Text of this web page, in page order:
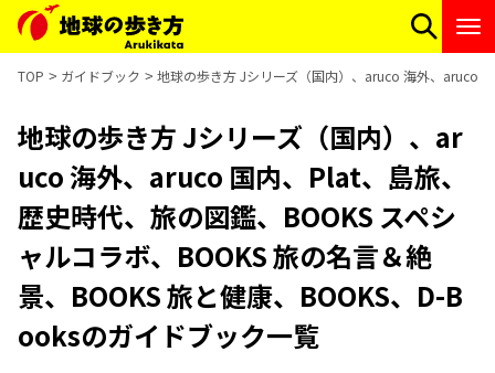
TOP ガイドブック 地球の歩き方 Jシリーズ（国内）、aruco 海外、aruco
地球の歩き方 Jシリーズ（国内）、ar
uco 海外、aruco 国内、Plat、島旅、
歴史時代、旅の図鑑、BOOKS スペシ
ャルコラボ、BOOKS 旅の名言＆絶
景、BOOKS 旅と健康、BOOKS、D-B
ooksのガイドブック一覧